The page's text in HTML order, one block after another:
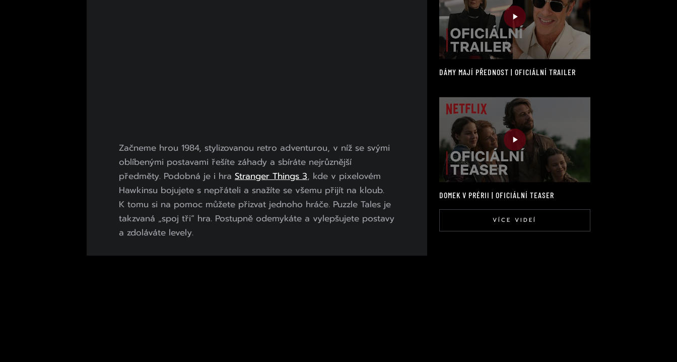
Začneme hrou 1984, stylizovanou retro adventurou, v níž se svými
oblíbenými postavami řešíte záhady a sbíráte nejrůznější
předměty. Podobná je i hra Stranger Things 3, kde v pixelovém
Hawkinsu bojujete s nepřáteli a snažíte se všemu přijít na kloub.
K tomu si na pomoc můžete přizvat jednoho hráče. Puzzle Tales je
takzvaná „spoj tři“ hra. Postupně odemykáte a vylepšujete postavy
a zdoláváte levely.
DÁMY MAJÍ PŘEDNOST | OFICIÁLNÍ TRAILER
DOMEK V PRÉRII | OFICIÁLNÍ TEASER
VÍCE VIDEÍ